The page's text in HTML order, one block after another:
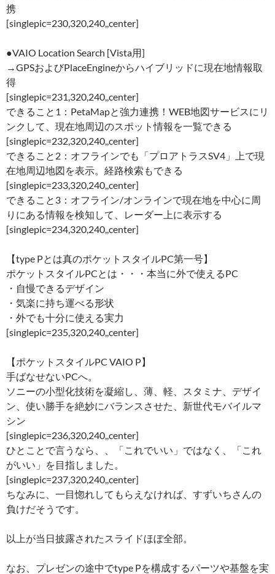
携
[singlepic=230,320,240,,center]
●VAIO Location Search [Vista用]
→GPSおよびPlaceEngineからハイブリッドに現在地情報取
得
[singlepic=231,320,240,,center]
できること1：PetaMapと強力連携！WEB地図サービスにリ
ンクして、現在地周辺のスポット情報を一覧できる
[singlepic=232,320,240,,center]
できること2：オフラインでも「プロアトラスSV4」上で現
在地周辺地図を表示。経路検索もできる
[singlepic=233,320,240,,center]
できること3：オフライン/オンラインで現在地を中心に周
りにある情報を検知して、レーダー上に表示する
[singlepic=234,320,240,,center]
【type Pとは真のポケットスタイルPC第一号】
ポケットスタイルPCとは・・・本当に外で使えるPC
・自慢できるデザイン
・気楽に持ち運べる形状
・外でも十分に使える実力
[singlepic=235,320,240,,center]
【ポケットスタイルPC VAIO P】
手ばなせないPCへ。
ソニーの小型化技術を凝縮し、薄、軽、スタミナ、デザイ
ン、使い勝手を絶妙にバランスさせた、新世代モバイルマ
シン
[singlepic=236,320,240,,center]
ひとことで言うなら、、「これでいい」ではなく、「これ
がいい」を目指しました。
[singlepic=237,320,240,,center]
ちなみに、一目惚れしてもらえなければ、すずいちさんの
負けだそうです。
以上が当日披露されたスライドほぼ全部。
なお、プレゼンの途中でtype Pを構成するパーツや基盤を実